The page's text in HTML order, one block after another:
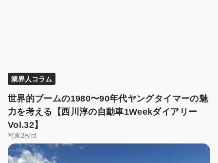
業界人コラム
世界的ブームの1980〜90年代ヤングタイマーの魅
力を考える【西川淳の自動車1Weekダイアリー
Vol.32】
写真2枚目